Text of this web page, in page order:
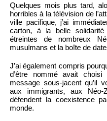
Quelques mois plus tard,
horribles à la télévision de
ville pacifique, j’ai
carton, à la belle
étreintes de nombreux
musulmans et la boîte de
J’ai également compris
d’être nommé avait
message sous-jacent qu’il
aux immigrants, aux
défendent la coexistence
monde.